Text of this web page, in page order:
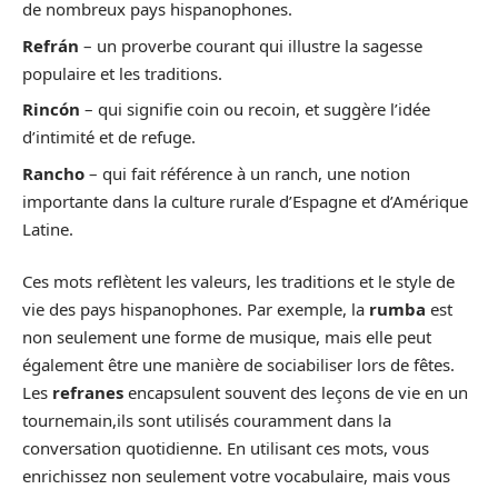
de nombreux pays hispanophones.
Refrán – un proverbe courant qui illustre la sagesse
populaire et les traditions.
Rincón – qui signifie coin ou recoin, et suggère l’idée
d’intimité et de refuge.
Rancho – qui fait référence à un ranch, une notion
importante dans la culture rurale d’Espagne et d’Amérique
Latine.
Ces mots reflètent les valeurs, les traditions et le style de
vie des pays hispanophones. Par exemple, la rumba est
non seulement une forme de musique, mais elle peut
également être une manière de sociabiliser lors de fêtes.
Les refranes encapsulent souvent des leçons de vie en un
tournemain,ils sont utilisés couramment dans la
conversation quotidienne. En utilisant ces mots, vous
enrichissez non seulement votre vocabulaire, mais vous